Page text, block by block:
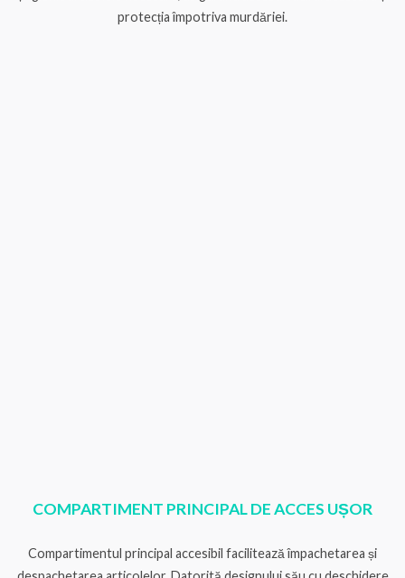
protecția împotriva murdăriei.
COMPARTIMENT PRINCIPAL DE ACCES UȘOR
Compartimentul principal accesibil facilitează împachetarea și